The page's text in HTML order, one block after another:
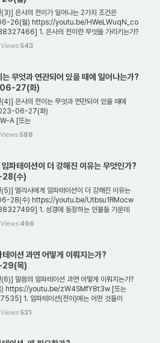
은사의 전이가 일어나는 2가지 조건은
06-26(월) https://youtu.be/HWeLWuqN_co
1. 은사의 전이란 무엇을 가리키는가?
Views 543
무엇과 연관되어 있을 때에 일어나는가?
27(화)
은사의 전이는 무엇과 연관되어 있을 때에
06-27(화)
A [또는
1. '임파테이션'에 대한 용어는 어떻게
Views 588
파테이션이 더 강해진 이유는 무엇인가?
수)
엘리사에게 임파테이션이 더 강해진 이유는
06-28(수) https://youtu.be/Utbsu1RMocw
1. 성경에 등장하는 인물들 가운데
Views 496
이션 과연 어떻게 이뤄지는가?
목)
말씀의 임파테이션 과연 어떻게 이뤄지는가?
https://youtu.be/zW4SMfY8t3w [또는
1. 임파테이션(전이)에는 어떤 것들이
Views 531